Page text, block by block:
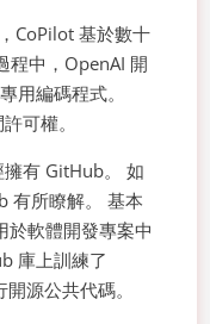
CoPilot 基於數十
程中，OpenAI 開
用編碼程式。
可權。
有 GitHub。 如
有所瞭解。 基本
於軟體開發專案中
庫上訓練了
源公共代碼。